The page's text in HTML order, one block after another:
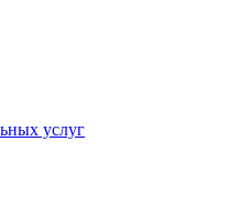
услуг